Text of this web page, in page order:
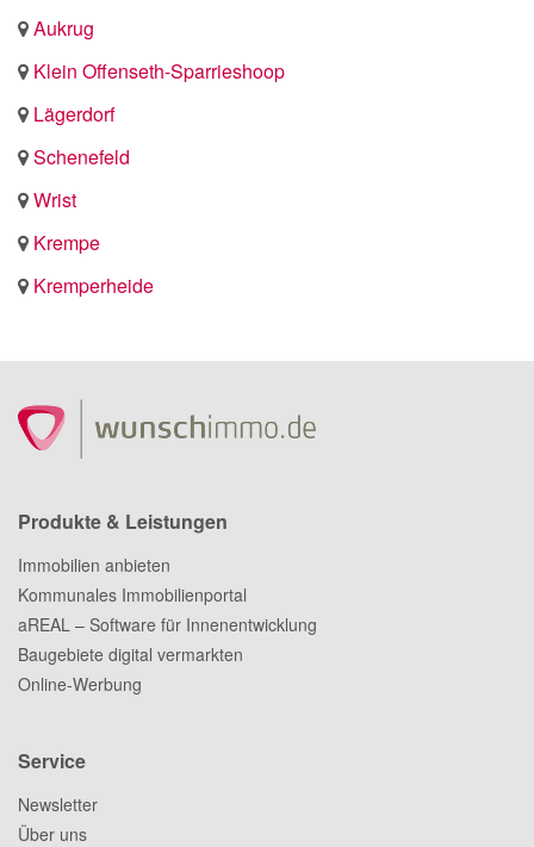
Aukrug
Klein Offenseth-Sparrieshoop
Lägerdorf
Schenefeld
Wrist
Krempe
Kremperheide
Produkte & Leistungen
Immobilien anbieten
Kommunales Immobilienportal
aREAL – Software für Innenentwicklung
Baugebiete digital vermarkten
Online-Werbung
Service
Newsletter
Über uns